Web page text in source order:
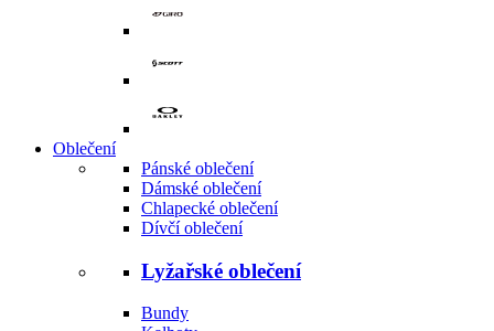
Oblečení
Pánské oblečení
Dámské oblečení
Chlapecké oblečení
Dívčí oblečení
Lyžařské oblečení
Bundy